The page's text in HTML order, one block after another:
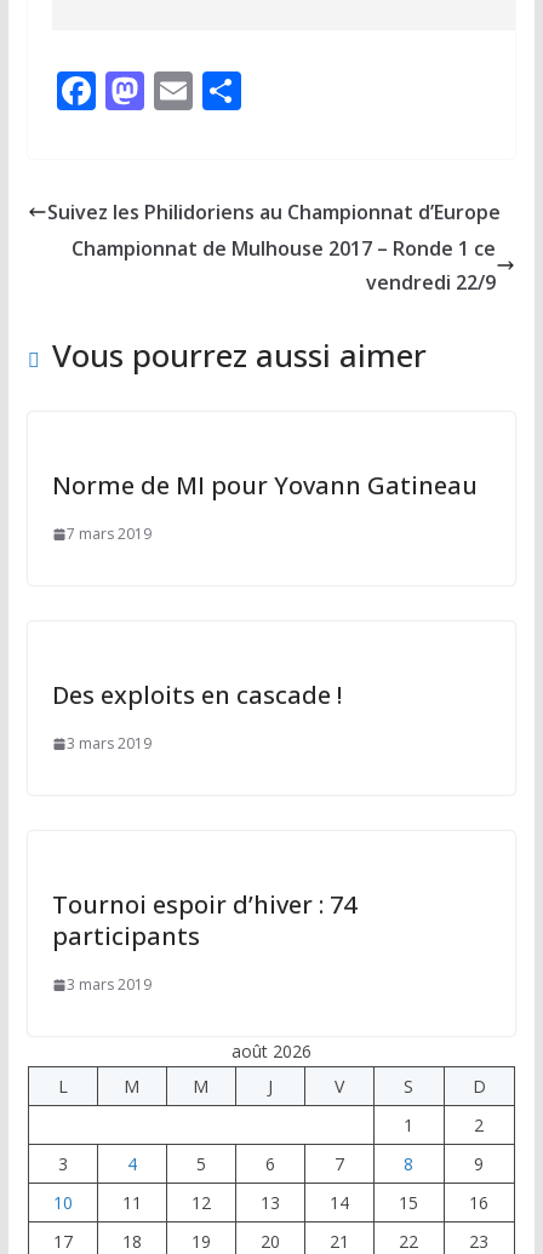
F
b
o
M
d
o
E
l
P
g
er
Suivez les Philidoriens au Championnat d’Europe
Championnat de Mulhouse 2017 – Ronde 1 ce
vendredi 22/9
Vous pourrez aussi aimer
Norme de MI pour Yovann Gatineau
7 mars 2019
Des exploits en cascade !
3 mars 2019
Tournoi espoir d’hiver : 74
participants
3 mars 2019
août 2026
L
M M J V S
D
1
2
3
4 5 6 7 8
9
10
11 12 13 14 15
16
17
18 19 20 21 22 23